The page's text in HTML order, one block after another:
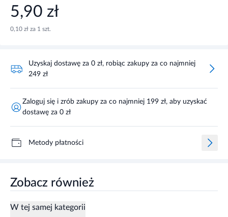
5,90 zł
0,10 zł za 1 szt.
Uzyskaj dostawę za 0 zł, robiąc zakupy za co najmniej
249 zł
Zaloguj się i zrób zakupy za co najmniej 199 zł, aby uzyskać
dostawę za 0 zł
Metody płatności
Zobacz również
W tej samej kategorii